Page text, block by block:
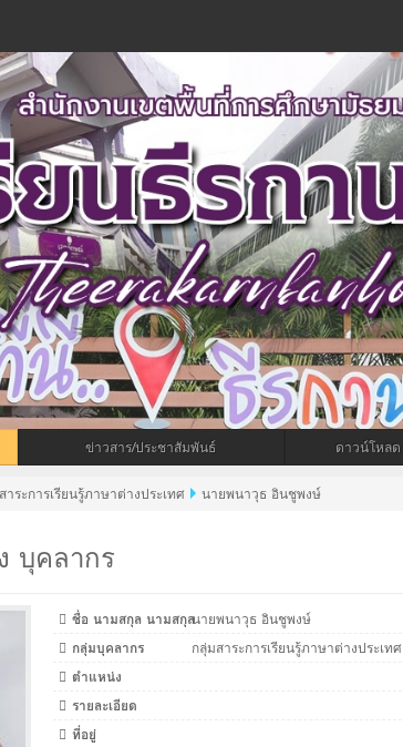
ข่าวสาร/ประชาสัมพันธ์ ดาวน์โหลด
บุคลากร
าระการเรียนรู้ภาษาต่างประเทศ นายพนาวุธ อินชูพงษ์
ชื่อ นามสกุล นามสกุลนายพนาวุธ อินชูพงษ์
กลุ่มบุคลากร
กลุ่มสาระการเรียนรู้ภาษาต่างประเทศ
ตำแหน่ง
รายละเอียด
ที่อยู่